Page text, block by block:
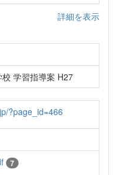
詳細を表示
学習指導案 H27
?page_id=466
7